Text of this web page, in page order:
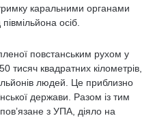
каральними органами
осіб.
повстанським рухом у
тисяч квадратних кілометрів,
людей. Це приблизно
держави. Разом із тим
з УПА, діяло на